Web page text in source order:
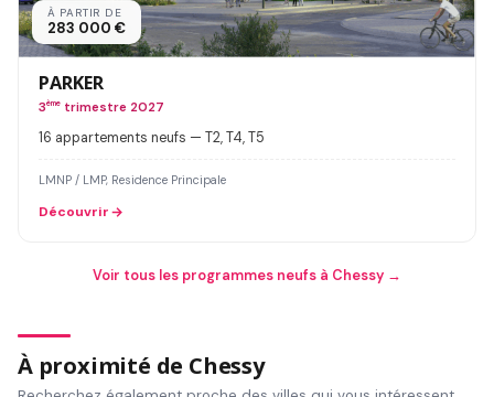
À PARTIR DE
283 000 €
PARKER
3ème trimestre 2027
16 appartements neufs — T2, T4, T5
LMNP / LMP, Residence Principale
Découvrir
Voir tous les programmes neufs à Chessy →
À proximité de Chessy